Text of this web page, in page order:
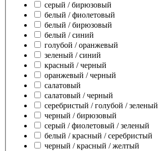
серый / бирюзовый
белый / фиолетовый
белый / бирюзовый
белый / синий
голубой / оранжевый
зеленый / синий
красный / черный
оранжевый / черный
салатовый
салатовый / черный
серебристый / голубой / зеленый
черный / бирюзовый
серый / фиолетовый / зеленый
белый / красный / серебристый
черный / красный / желтый